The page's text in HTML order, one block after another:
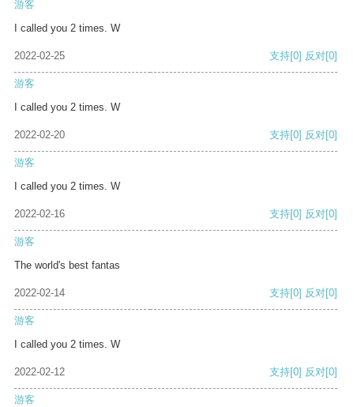
游客
I called you 2 times. W
2022-02-25 支持[0] 反对[0]
游客
I called you 2 times. W
2022-02-20 支持[0] 反对[0]
游客
I called you 2 times. W
2022-02-16 支持[0] 反对[0]
游客
The world's best fantas
2022-02-14 支持[0] 反对[0]
游客
I called you 2 times. W
2022-02-12 支持[0] 反对[0]
游客